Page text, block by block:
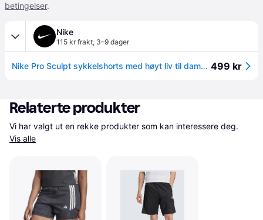
betingelser.
Nike
115 kr frakt, 3–9 dager
Nike Pro Sculpt sykkelshorts med høyt liv til dame (7,5cm) - Svart - S (EU 36-38) 499 kr
Relaterte produkter
Vis alle